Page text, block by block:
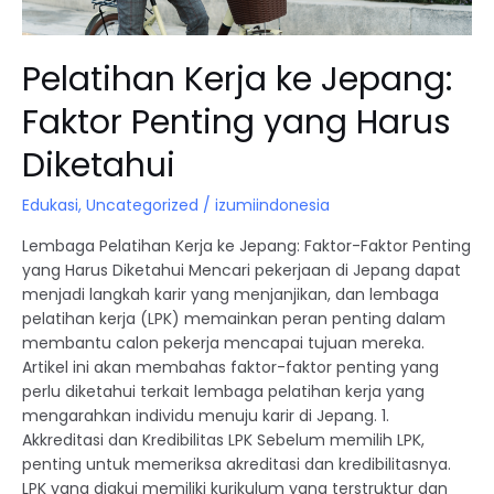
Pelatihan Kerja ke Jepang:
Faktor Penting yang Harus
Diketahui
Edukasi, Uncategorized / izumiindonesia
Lembaga Pelatihan Kerja ke Jepang: Faktor-Faktor Penting
yang Harus Diketahui Mencari pekerjaan di Jepang dapat
menjadi langkah karir yang menjanjikan, dan lembaga
pelatihan kerja (LPK) memainkan peran penting dalam
membantu calon pekerja mencapai tujuan mereka.
Artikel ini akan membahas faktor-faktor penting yang
perlu diketahui terkait lembaga pelatihan kerja yang
mengarahkan individu menuju karir di Jepang. 1.
Akkreditasi dan Kredibilitas LPK Sebelum memilih LPK,
penting untuk memeriksa akreditasi dan kredibilitasnya.
LPK yang diakui memiliki kurikulum yang terstruktur dan